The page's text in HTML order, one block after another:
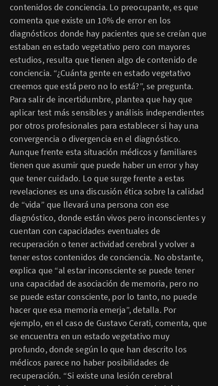
contenidos de conciencia. Lo preocupante, es que
comenta que existe un 10% de error en los
diagnósticos donde hay pacientes que se creían que
estaban en estado vegetativo pero con mayores
estudios, resulta que tienen algo de contenido de
conciencia. “¿Cuánta gente en estado vegetativo
creemos que está pero no lo está?”, se pregunta.
Para salir de incertidumbre, plantea que hay que
aplicar test más sensibles y análisis independientes
por otros profesionales para establecer si hay una
convergencia o divergencia en el diagnóstico.
Aunque frente esta situación médicos y familiares
tienen que asumir que puede haber un error y hay
que tener cuidado. Lo que surge frente a estas
revelaciones es una discusión ética sobre la calidad
de “vida” que llevará una persona con ese
diagnóstico, donde están vivos pero inconscientes y
cuentan con capacidades eventuales de
recuperación o tener actividad cerebral y volver a
tener estos contenidos de conciencia. No obstante,
explica que “al estar inconsciente se puede tener
una capacidad de asociación de memoria, pero no
se puede estar consciente, por lo tanto, no puede
hacer que esa memoria emerja”, detalla. Por
ejemplo, en el caso de Gustavo Cerati, comenta, que
se encuentra en un estado vegetativo muy
profundo, donde según lo que han descrito los
médicos parece no haber posibilidades de
recuperación. “Si existe una lesión cerebral